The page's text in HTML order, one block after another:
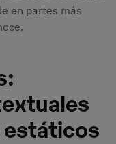
en partes más